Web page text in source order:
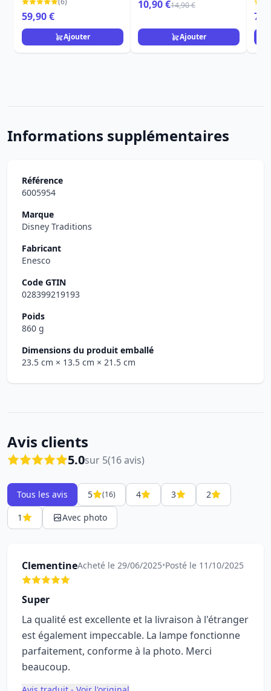
59,90 €
Ajouter
10,90 €14,90 €
Ajouter
Informations supplémentaires
Référence
6005954
Marque
Disney Traditions
Fabricant
Enesco
Code GTIN
028399219193
Poids
860 g
Dimensions du produit emballé
23.5 cm × 13.5 cm × 21.5 cm
Avis clients
5.0sur 5(16 avis)
Tous les avis 5 (16) 4 3
2
1
Avec photo
ClementineAcheté le 29/06/2025•Posté le 11/10/2025
Super
La qualité est excellente et la livraison à l'étranger
est également impeccable. La lampe fonctionne
parfaitement, conforme à la photo. Merci
beaucoup.